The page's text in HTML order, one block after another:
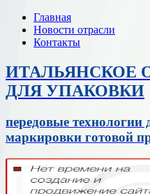
Главная
Новости отрасли
Контакты
ИТАЛЬЯНСКОЕ
ДЛЯ УПАКОВКИ
передовые технологии
маркировки готовой